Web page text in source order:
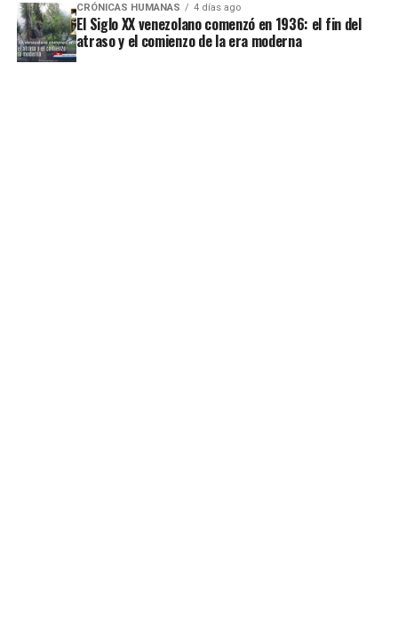
CRÓNICAS HUMANAS 4 días ago
El Siglo XX venezolano comenzó en 1936: el fin del
atraso y el comienzo de la era moderna